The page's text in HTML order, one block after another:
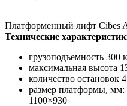
Платформенный лифт Cibes
Технические
грузоподъемность 300
максимальная высота
количество остановок 4
размер платформы, мм:
1100×930